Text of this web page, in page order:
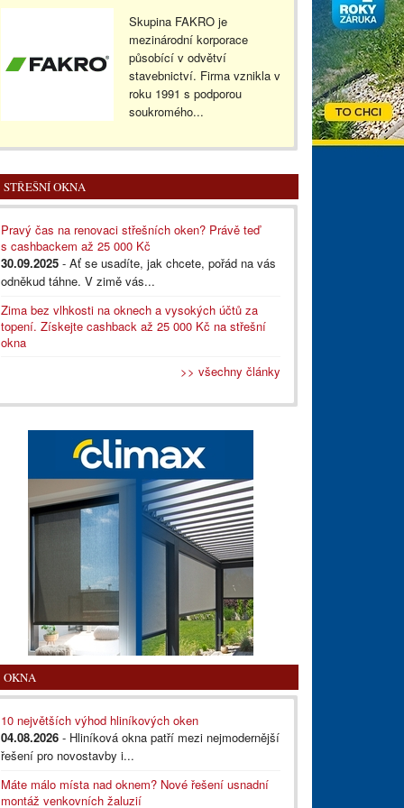
Skupina FAKRO je
mezinárodní korporace
působící v odvětví
stavebnictví. Firma vznikla v
roku 1991 s podporou
soukromého...
STŘEŠNÍ OKNA
Pravý čas na renovaci střešních oken? Právě teď
s cashbackem až 25 000 Kč
30.09.2025 - Ať se usadíte, jak chcete, pořád na vás
odněkud táhne. V zimě vás...
Zima bez vlhkosti na oknech a vysokých účtů za
topení. Získejte cashback až 25 000 Kč na střešní
okna
>> všechny články
OKNA
10 největších výhod hliníkových oken
04.08.2026 - Hliníková okna patří mezi nejmodernější
řešení pro novostavby i...
Máte málo místa nad oknem? Nové řešení usnadní
montáž venkovních žaluzií